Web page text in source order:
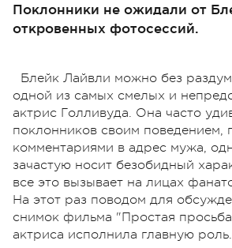
Поклонники не ожидали от
откровенных фотосессий.
Блейк Лайвли можно без
одной из самых смелых и
актрис Голливуда. Она часто
поклонников своим поведением,
комментариями в адрес мужа,
зачастую носит безобидный
все это вызывает на лицах
На этот раз поводом для
снимок фильма "Простая
актриса исполнила главную роль.